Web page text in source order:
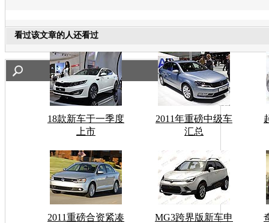
看过该文章的人还看过
18款新车于一季度
上市
2011年重磅中级车
汇总
2011重磅合资紧凑
MG3跨界版新车申